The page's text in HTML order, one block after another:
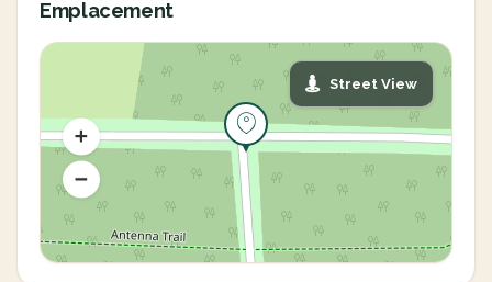
Emplacement
Street View